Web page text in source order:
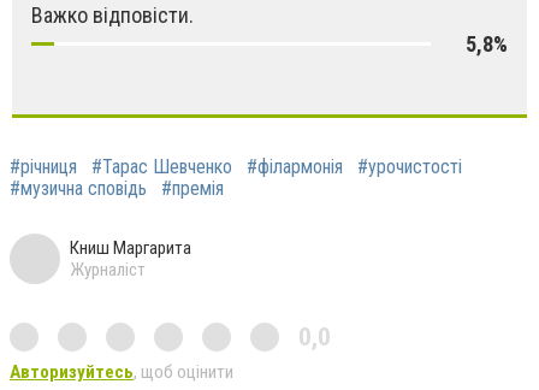
Важко відповісти.
5,8%
#річниця #Тарас Шевченко #філармонія
#урочистості
#музична сповідь
#премія
Книш Маргарита
Журналіст
0,0
Авторизуйтесь, щоб оцінити